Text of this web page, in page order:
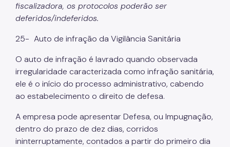
fiscalizadora, os protocolos poderão ser
deferidos/indeferidos.
25- Auto de infração da Vigilância Sanitária
O auto de infração é lavrado quando observada
irregularidade caracterizada como infração sanitária,
ele é o início do processo administrativo, cabendo
ao estabelecimento o direito de defesa.
A empresa pode apresentar Defesa, ou Impugnação,
dentro do prazo de dez dias, corridos
ininterruptamente, contados a partir do primeiro dia